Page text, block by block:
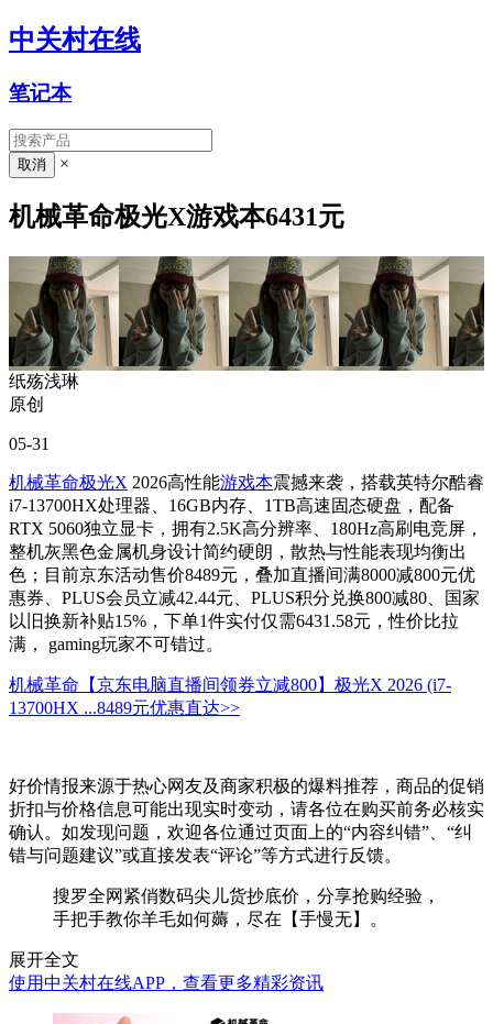
中关村在线
笔记本
×
机械革命极光X游戏本6431元
纸殇浅琳
原创
05-31
机械革命极光X 2026高性能游戏本震撼来袭，搭载英特尔酷睿
i7-13700HX处理器、16GB内存、1TB高速固态硬盘，配备
RTX 5060独立显卡，拥有2.5K高分辨率、180Hz高刷电竞屏，
整机灰黑色金属机身设计简约硬朗，散热与性能表现均衡出
色；目前京东活动售价8489元，叠加直播间满8000减800元优
惠券、PLUS会员立减42.44元、PLUS积分兑换800减80、国家
以旧换新补贴15%，下单1件实付仅需6431.58元，性价比拉
满， gaming玩家不可错过。
机械革命【京东电脑直播间领券立减800】极光X 2026 (i7-
13700HX ...8489元优惠直达>>
好价情报来源于热心网友及商家积极的爆料推荐，商品的促销
折扣与价格信息可能出现实时变动，请各位在购买前务必核实
确认。如发现问题，欢迎各位通过页面上的“内容纠错”、“纠
错与问题建议”或直接发表“评论”等方式进行反馈。
搜罗全网紧俏数码尖儿货抄底价，分享抢购经验，
手把手教你羊毛如何薅，尽在【手慢无】。
展开全文
使用中关村在线APP，查看更多精彩资讯